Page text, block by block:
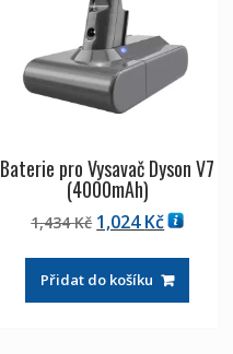
Baterie pro Vysavač Dyson V7
(4000mAh)
1,434Kč Původní
byla:
1,434 Kč
1,024Kč
je:
1,024 Kč
Přidat do košíku